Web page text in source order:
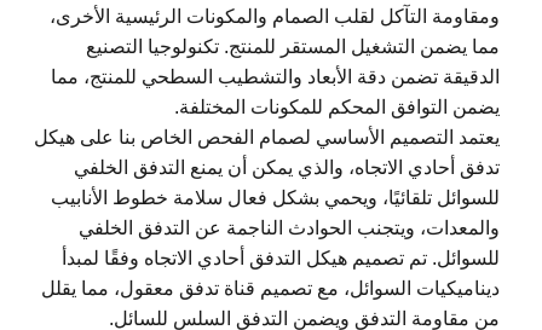
ومقاومة التآكل لقلب الصمام والمكونات الرئيسية الأخرى،
مما يضمن التشغيل المستقر للمنتج. تكنولوجيا التصنيع
الدقيقة تضمن دقة الأبعاد والتشطيب السطحي للمنتج، مما
يضمن التوافق المحكم للمكونات المختلفة.
يعتمد التصميم الأساسي لصمام الفحص الخاص بنا على هيكل
تدفق أحادي الاتجاه، والذي يمكن أن يمنع التدفق الخلفي
للسوائل تلقائيًا، ويحمي بشكل فعال سلامة خطوط الأنابيب
والمعدات، ويتجنب الحوادث الناجمة عن التدفق الخلفي
للسوائل. تم تصميم هيكل التدفق أحادي الاتجاه وفقًا لمبدأ
ديناميكيات السوائل، مع تصميم قناة تدفق معقول، مما يقلل
من مقاومة التدفق ويضمن التدفق السلس للسائل.